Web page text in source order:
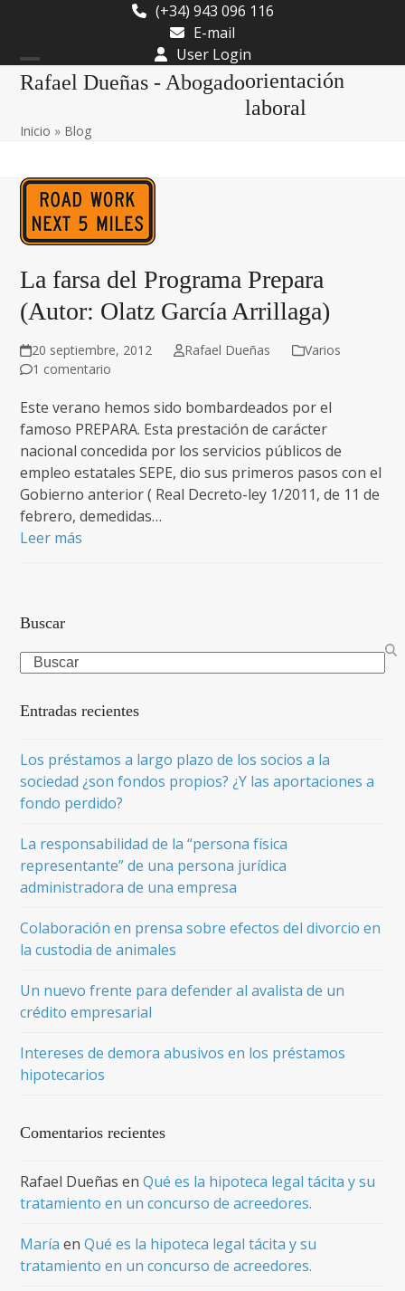
content
(+34) 943 096 116
E-mail
User Login
Rafael Dueñas - Abogado
Open
menu
Close
menu
orientación
laboral
Inicio » Blog
La farsa del Programa Prepara
(Autor: Olatz García Arrillaga)
20 septiembre, 2012 Rafael Dueñas
Varios
1 comentario
Este verano hemos sido bombardeados por el
famoso PREPARA. Esta prestación de carácter
nacional concedida por los servicios públicos de
empleo estatales SEPE, dio sus primeros pasos con el
Gobierno anterior ( Real Decreto-ley 1/2011, de 11 de
febrero, demedidas…
Leer más
Buscar
Search
Entradas recientes
Los préstamos a largo plazo de los socios a la
sociedad ¿son fondos propios? ¿Y las aportaciones a
fondo perdido?
La responsabilidad de la “persona física
representante” de una persona jurídica
administradora de una empresa
Colaboración en prensa sobre efectos del divorcio en
la custodia de animales
Un nuevo frente para defender al avalista de un
crédito empresarial
Intereses de demora abusivos en los préstamos
hipotecarios
Comentarios recientes
Rafael Dueñas enQué es la hipoteca legal tácita y su
tratamiento en un concurso de acreedores.
María enQué es la hipoteca legal tácita y su
tratamiento en un concurso de acreedores.